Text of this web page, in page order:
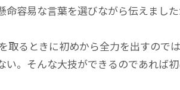
容易な言葉を選びながら伝えまし
るときに初めから全力を出すので
。そんな大技ができるのであれば